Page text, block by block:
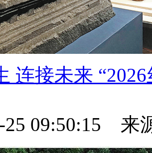
连接未来
25 09:50:15 来